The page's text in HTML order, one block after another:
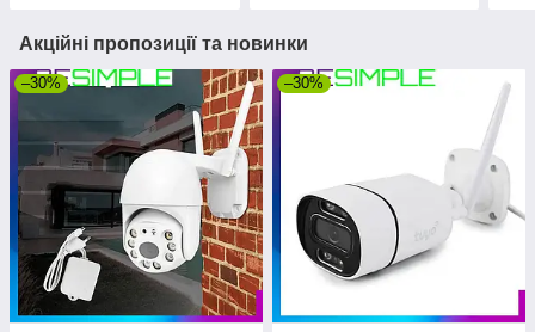
Акційні пропозиції та новинки
–30% –30%